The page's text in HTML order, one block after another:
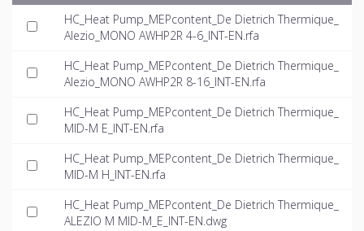
HC_Heat Pump_MEPcontent_De Dietrich Thermique_
Alezio_MONO AWHP2R 4-6_INT-EN.rfa
HC_Heat Pump_MEPcontent_De Dietrich Thermique_
Alezio_MONO AWHP2R 8-16_INT-EN.rfa
HC_Heat Pump_MEPcontent_De Dietrich Thermique_
MID-M E_INT-EN.rfa
HC_Heat Pump_MEPcontent_De Dietrich Thermique_
MID-M H_INT-EN.rfa
HC_Heat Pump_MEPcontent_De Dietrich Thermique_
ALEZIO M MID-M_E_INT-EN.dwg